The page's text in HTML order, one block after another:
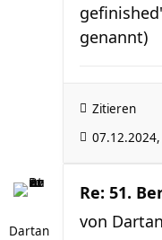
genannt)
Zitieren
Dartan
Re: 51.
von Dartan